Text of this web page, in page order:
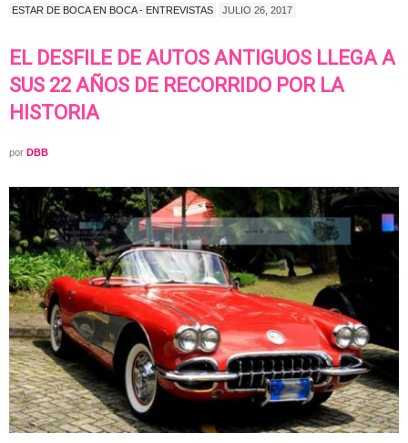
ESTAR DE BOCA EN BOCA - ENTREVISTAS JULIO 26, 2017
EL DESFILE DE AUTOS ANTIGUOS LLEGA A
SUS 22 AÑOS DE RECORRIDO POR LA
HISTORIA
por DBB